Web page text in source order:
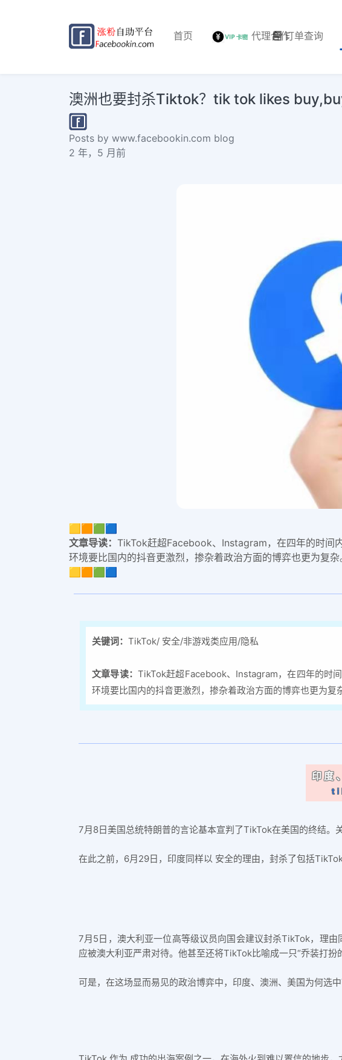
首页 代理合作订单查询
澳洲也要封杀Tiktok？tik tok likes
Posts by www.facebookin.com blog
2 年，5 月前
🟨🟧🟩🟦
文章导读： TikTok赶超Facebook、Instagram，在四年的时间
环境要比国内的抖音更激烈，掺杂着政治方面的博弈也更为复杂
🟨🟧🟩🟦
关键词： TikTok/ 安全/非游戏类应用/隐私
文章导读： TikTok赶超Facebook、Instagram，在四年的时
环境要比国内的抖音更激烈，掺杂着政治方面的博弈也更为复杂
印度
7月8日美国总统特朗普的言论基本宣判了TikTok在美国的终结。
在此之前，6月29日，印度同样以 安全的理由，封杀了包括
7月5日，澳大利亚一位高等级议员向国会建议封杀TikTok，理
应被澳大利亚严肃对待。他甚至还将TikTok比喻成一只“乔装打扮
可是，在这场显而易见的政治博弈中，印度、澳洲、美国为何选